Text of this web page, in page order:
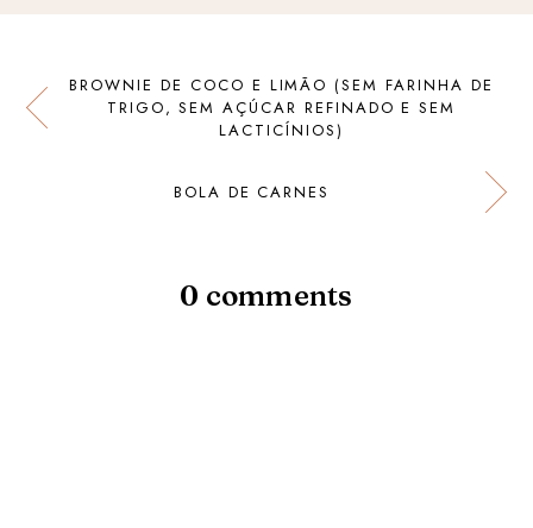
BROWNIE DE COCO E LIMÃO (SEM FARINHA DE
TRIGO, SEM AÇÚCAR REFINADO E SEM
LACTICÍNIOS)
BOLA DE CARNES
0 comments